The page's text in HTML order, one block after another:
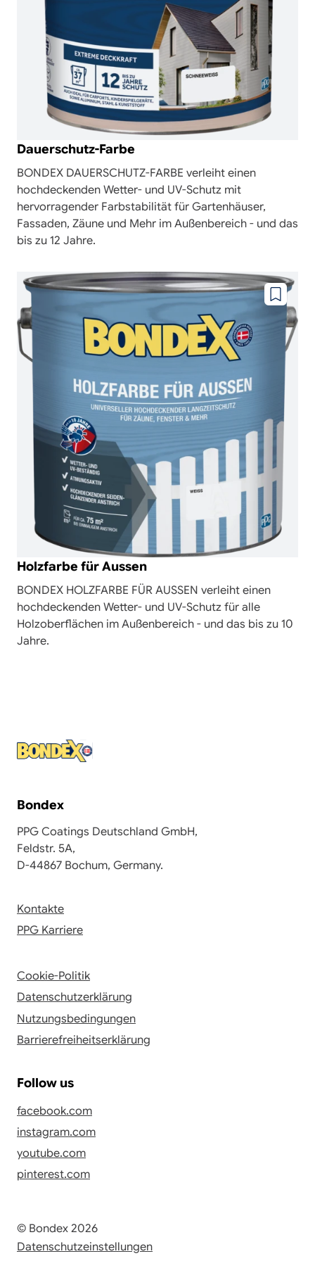
Dauerschutz-Farbe
BONDEX DAUERSCHUTZ-FARBE verleiht einen
hochdeckenden Wetter- und UV-Schutz mit
hervorragender Farbstabilität für Gartenhäuser,
Fassaden, Zäune und Mehr im Außenbereich - und das
bis zu 12 Jahre.
Zu
Holzfarbe für Aussen
BONDEX HOLZFARBE FÜR AUSSEN verleiht einen
hochdeckenden Wetter- und UV-Schutz für alle
Holzoberflächen im Außenbereich - und das bis zu 10
Jahre.
Bondex
PPG Coatings Deutschland GmbH,
Feldstr. 5A,
D-44867 Bochum, Germany.
Kontakte
PPG Karriere
Cookie-Politik
Datenschutzerklärung
Nutzungsbedingungen
Barrierefreiheitserklärung
Follow us
facebook.com
instagram.com
youtube.com
pinterest.com
© Bondex 2026
Datenschutzeinstellungen